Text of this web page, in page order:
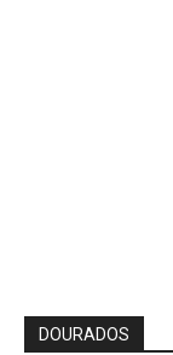
DOURADOS